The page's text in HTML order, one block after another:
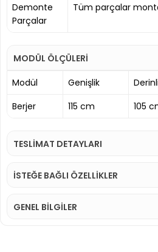
Demonte
Parçalar
Tüm parçalar
MODÜL ÖLÇÜLERİ
Modül
Genişlik
Berjer
115 cm 105
TESLİMAT DETAYLARI
İSTEĞE BAĞLI ÖZELLİKLER
GENEL BİLGİLER